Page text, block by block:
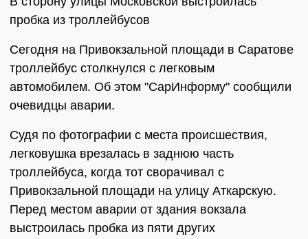
пробка из троллейбусов
Сегодня на Привокзальной площади в Саратове
троллейбус столкнулся с легковым
автомобилем. Об этом "СарИнформу" сообщили
очевидцы аварии.
Судя по фотографии с места происшествия,
легковушка врезалась в заднюю часть
троллейбуса, когда тот сворачивал с
Привокзальной площади на улицу Аткарскую.
Перед местом аварии от здания вокзала
выстроилась пробка из пяти других